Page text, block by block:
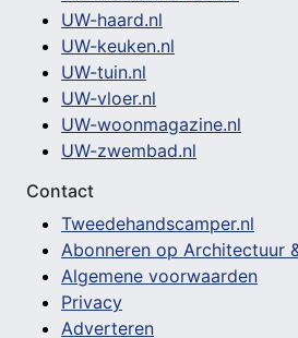
UW-haard.nl
UW-keuken.nl
UW-tuin.nl
UW-vloer.nl
UW-woonmagazine.nl
UW-zwembad.nl
Contact
Tweedehandscamper.nl
Abonneren op Architectuur
Algemene voorwaarden
Privacy
Adverteren